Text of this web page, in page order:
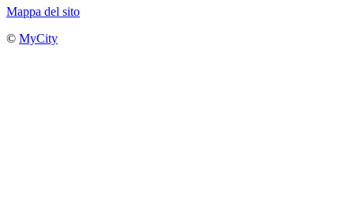
Mappa del sito
© MyCity